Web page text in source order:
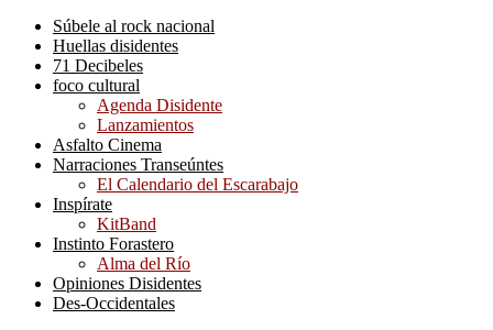
Súbele al rock nacional
Huellas disidentes
71 Decibeles
foco cultural
Agenda Disidente
Lanzamientos
Asfalto Cinema
Narraciones Transeúntes
El Calendario del Escarabajo
Inspírate
KitBand
Instinto Forastero
Alma del Río
Opiniones Disidentes
Des-Occidentales